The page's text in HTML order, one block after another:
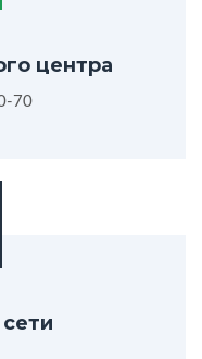
центра
70